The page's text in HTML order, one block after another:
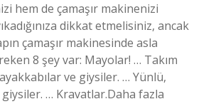
hem de çamaşır makinenizi
dikkat etmelisiniz, ancak
çamaşır makinesinde asla
8 şey var: Mayolar! … Takım
ve giysiler. … Yünlü,
… Kravatlar.Daha fazla